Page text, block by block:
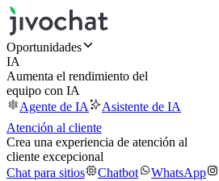
Oportunidades
IA
Aumenta el rendimiento del
equipo con IA
Agente de IA
Asistente de IA
Atención al cliente
Crea una experiencia de atención al
cliente excepcional
Chat para sitios
Chatbot WhatsApp